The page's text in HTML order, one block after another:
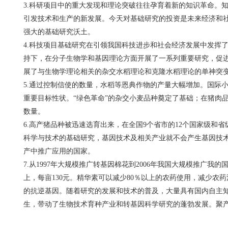
3.科研项目中的重大发现和理论突破往往孕育着新的知识革命。
引发技术和生产的新发展。今天对基础研究的投资是未来经济
强大的基础研究沃土。
4.科技项目基础研究在引领我国科技进步和社会经济发展中发挥
持下，在分子生物学和基因理论方面开展了一系列重要研究，
展了与生物学理论相关的杂交水稻理论和克隆水稻理论的单神突
5.通过控制信使的数量，水稻等恩典作物的产量大幅增加。国际
重要目标性状。“绿色革命”的杂交小麦品种奠定了基础；在猪
数量。
6.高产猪品种被迅速选育出来，在全国9个省市的12个国家级和
科学与技术的基础研究，基因技术及相关产业就不会产生基因
产中推广应用的国家。
7.从1997年大规模推广转基因棉花到2006年我国大规模推广我的
上，每亩130元。精华素可以减少80％以上的农药使用，减少农
的抗逆基因。随着研究的发展和技术的普及，大量具有国内自
生，带动了生物技术育种产业和转基因科学研究的蓬勃发展。聚